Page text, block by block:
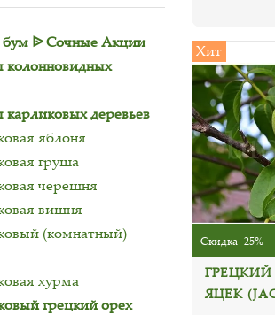
ᐉ Сочные Акции
деревьев
яблоня
груша
черешня
вишня
(комнатный)
хурма
грецкий орех
Хит
Скидка -25%
ЯЦЕК